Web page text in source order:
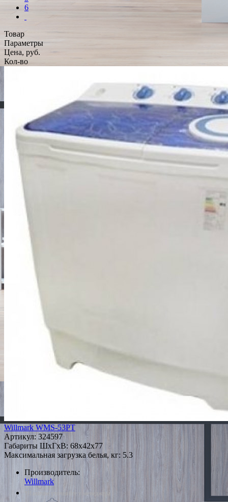
6
Товар
Параметры
Цена, руб.
Кол-во
Willmark WMS-53PT
Артикул: 324597
Габариты ШxГxВ: 68x42x77
Максимальная загрузка белья, кг: 5.3
Производитель:
Willmark
*Наличие уточняйте у менеджера